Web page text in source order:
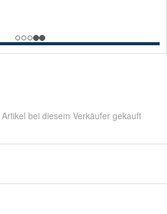
bei diesem Verkäufer gekauft